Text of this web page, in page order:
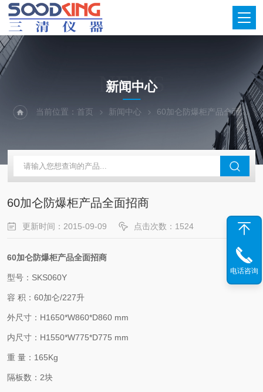
NEWS
新闻中心
当前位置：首页 新闻中心 60加仑防爆柜产品全面招商
60加仑防爆柜产品全面招商
更新时间：2015-09-09 点击次数：1524
60加仑防爆柜产品全面招商
型号： SKS060Y
容 积：60加仑/227升
外尺寸：H1650*W860*D860 mm
内尺寸：H1550*W775*D775 mm
重 量：165Kg
隔板数：2块
电话咨询